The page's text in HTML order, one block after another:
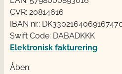
CVR: 20814616
IBAN nr.:
Swift Code: DABADKKK
Elektronisk fakturering
Åben: